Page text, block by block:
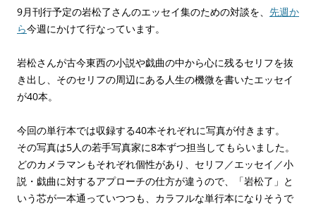
9月刊行予定の岩松了さんのエッセイ集のための対談を、 先週か
ら今週にかけて行なっています。
岩松さんが古今東西の小説や戯曲の中から心に残るセリフを抜
き出し、そのセリフの周辺にある人生の機微を書いたエッセイ
が40本。
今回の単行本では収録する40本それぞれに写真が付きます。
その写真は5人の若手写真家に8本ずつ担当してもらいました。
どのカメラマンもそれぞれ個性があり、セリフ／エッセイ／小
説・戯曲に対するアプローチの仕方が違うので、「岩松了」と
いう芯が一本通っていつつも、カラフルな単行本になりそうで